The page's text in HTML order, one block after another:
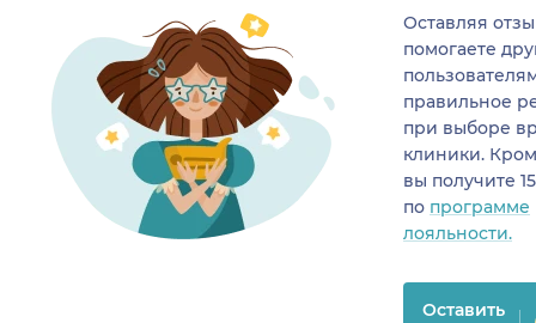
Оставляя
помогаете
правильное
при выборе
клиники.
вы получите
по программе
лояльности.
Оставить